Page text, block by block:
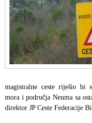
magistralne ceste riješio bi
mora i područja Neuma sa
direktor JP Ceste Federacije